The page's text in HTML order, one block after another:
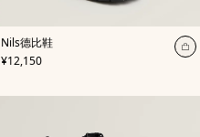
Nils德比鞋
,颜
色:
黑
,
价格
¥12,150
加